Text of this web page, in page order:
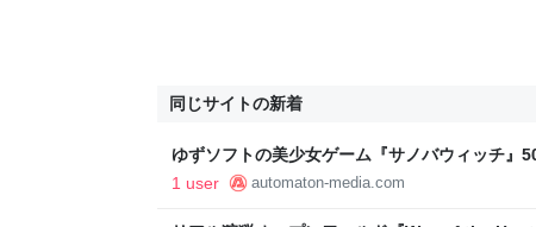
同じサイトの新着
ゆずソフトの美少女ゲーム『サノバウィッチ』
多数集まり、Steamでも「圧倒的に好評」と大
1 user automaton-media.com